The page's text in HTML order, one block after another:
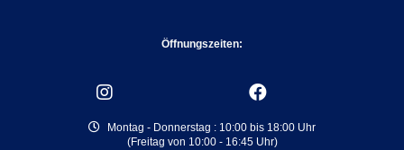
Öffnungszeiten:
Montag - Donnerstag : 10:00 bis 18:00 Uhr
(Freitag von 10:00 - 16:45 Uhr)